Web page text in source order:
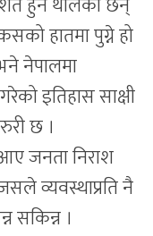
हातमा पुग्ने हो
नेपालमा
इतिहास साक्षी
छ ।
जनता निराश
व्यवस्थाप्रति नै
सकिन्न ।